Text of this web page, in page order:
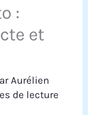
:
et
Aurélien
de lecture